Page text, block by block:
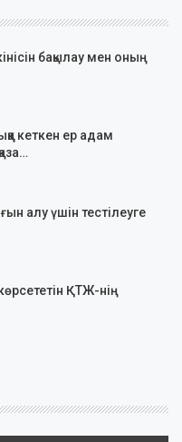
бақылау мен оның
кеткен ер адам
алу үшін тестілеуге
ҚТЖ-нің